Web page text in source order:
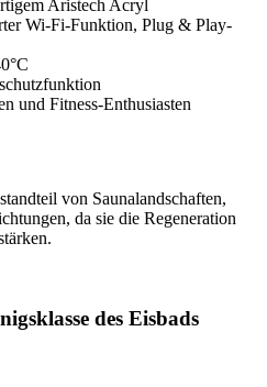
Aristech Acryl
Wi-Fi-Funktion, Plug & Play-
und Fitness-Enthusiasten
von Saunalandschaften,
da sie die Regeneration
des Eisbads